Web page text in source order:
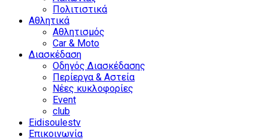
Πολιτιστικά
Αθλητικά
Αθλητισμός
Car & Moto
Διασκέδαση
Οδηγός Διασκέδασης
Περίεργα & Αστεία
Νέες κυκλοφορίες
Event
club
Eidisoulestv
Επικοινωνία